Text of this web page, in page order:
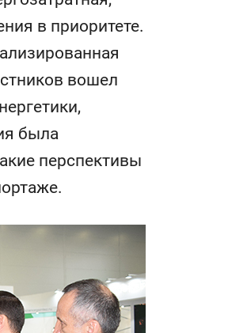
в приоритете.
вошел
была
перспективы
состоянием как основа
антихрупких команд